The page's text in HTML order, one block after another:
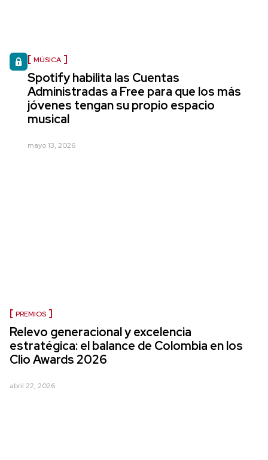
MÚSICA
Spotify habilita las Cuentas
Administradas a Free para que los más
jóvenes tengan su propio espacio
musical
mayo 13, 2026
PREMIOS
Relevo generacional y excelencia
estratégica: el balance de Colombia en los
Clio Awards 2026
abril 22, 2026